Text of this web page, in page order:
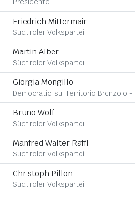
Presidente
Friedrich Mittermair
Südtiroler Volkspartei
Martin Alber
Südtiroler Volkspartei
Giorgia Mongillo
Democratici sul Territorio Bronzolo -
Bruno Wolf
Südtiroler Volkspartei
Manfred Walter Raffl
Südtiroler Volkspartei
Christoph Pillon
Südtiroler Volkspartei